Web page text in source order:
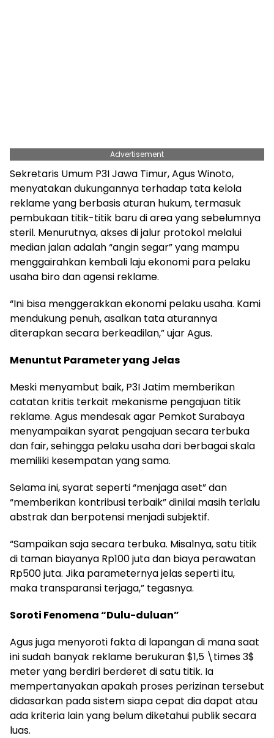
Advertisement
Sekretaris Umum P3I Jawa Timur, Agus Winoto,
menyatakan dukungannya terhadap tata kelola
reklame yang berbasis aturan hukum, termasuk
pembukaan titik-titik baru di area yang sebelumnya
steril. Menurutnya, akses di jalur protokol melalui
median jalan adalah “angin segar” yang mampu
menggairahkan kembali laju ekonomi para pelaku
usaha biro dan agensi reklame.
“Ini bisa menggerakkan ekonomi pelaku usaha. Kami
mendukung penuh, asalkan tata aturannya
diterapkan secara berkeadilan,” ujar Agus.
Menuntut Parameter yang Jelas
Meski menyambut baik, P3I Jatim memberikan
catatan kritis terkait mekanisme pengajuan titik
reklame. Agus mendesak agar Pemkot Surabaya
menyampaikan syarat pengajuan secara terbuka
dan fair, sehingga pelaku usaha dari berbagai skala
memiliki kesempatan yang sama.
Selama ini, syarat seperti “menjaga aset” dan
“memberikan kontribusi terbaik” dinilai masih terlalu
abstrak dan berpotensi menjadi subjektif.
“Sampaikan saja secara terbuka. Misalnya, satu titik
di taman biayanya Rp100 juta dan biaya perawatan
Rp500 juta. Jika parameternya jelas seperti itu,
maka transparansi terjaga,” tegasnya.
Soroti Fenomena “Dulu-duluan”
Agus juga menyoroti fakta di lapangan di mana saat
ini sudah banyak reklame berukuran $1,5 \times 3$
meter yang berdiri berderet di satu titik. Ia
mempertanyakan apakah proses perizinan tersebut
didasarkan pada sistem siapa cepat dia dapat atau
ada kriteria lain yang belum diketahui publik secara
luas.